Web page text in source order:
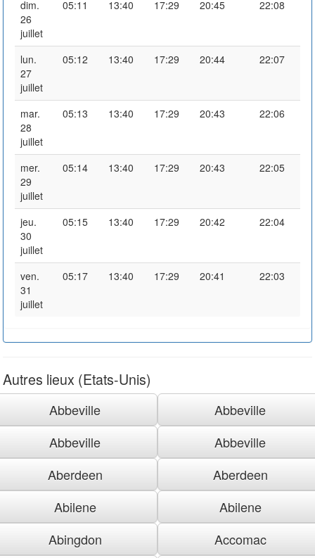
dim.
26
juillet
05:11 13:40 17:29 20:45 22:08
lun.
27
juillet
05:12 13:40 17:29 20:44 22:07
mar.
28
juillet
05:13 13:40 17:29 20:43 22:06
mer.
29
juillet
05:14 13:40 17:29 20:43 22:05
jeu.
30
juillet
05:15 13:40 17:29 20:42 22:04
ven.
31
juillet
05:17 13:40 17:29 20:41 22:03
Autres lieux (Etats-Unis)
Abbeville
Abbeville
Abbeville
Abbeville
Aberdeen
Aberdeen
Abilene
Abilene
Abingdon
Accomac